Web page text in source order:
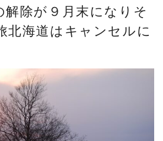
解除が９月末になりそ
北海道はキャンセルに